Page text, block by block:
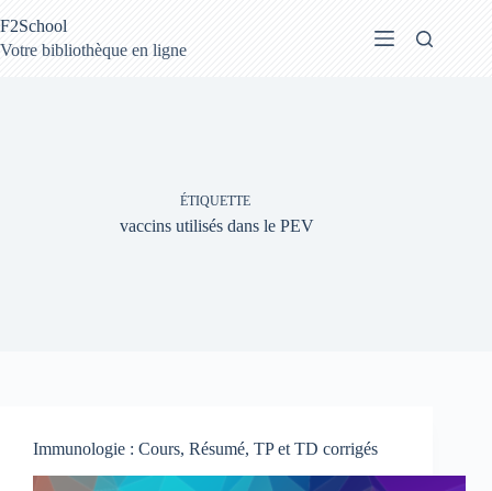
au
contenu
F2School
Votre bibliothèque en ligne
ÉTIQUETTE
vaccins utilisés dans le PEV
Immunologie : Cours, Résumé, TP et TD corrigés